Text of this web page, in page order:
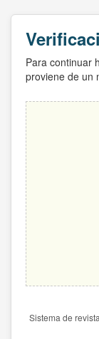
Para continuar
proviene de un
Sistema de